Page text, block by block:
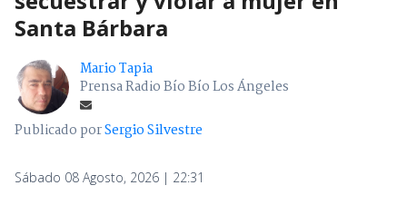
Santa Bárbara
Mario Tapia
Prensa Radio Bío Bío Los Ángeles
Publicado porSergio Silvestre
Sábado 08 Agosto, 2026 | 22:31